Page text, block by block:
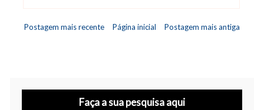
Postagem mais recente Postagem mais antiga
Página inicial
Faça a sua pesquisa aqui